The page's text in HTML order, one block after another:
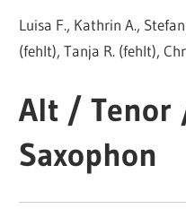
Luisa F., Kathrin A.,
(fehlt), Tanja R. (fehlt),
Alt / Tenor
Saxophon